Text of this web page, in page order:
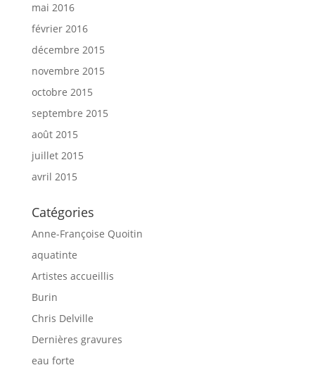
mai 2016
février 2016
décembre 2015
novembre 2015
octobre 2015
septembre 2015
août 2015
juillet 2015
avril 2015
Catégories
Anne-Françoise Quoitin
aquatinte
Artistes accueillis
Burin
Chris Delville
Dernières gravures
eau forte